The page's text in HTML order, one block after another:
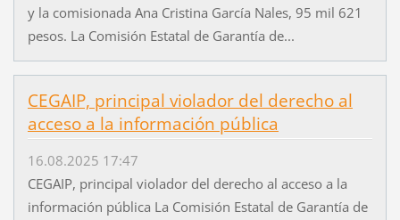
y la comisionada Ana Cristina García Nales, 95 mil 621
pesos. La Comisión Estatal de Garantía de...
CEGAIP, principal violador del derecho al
acceso a la información pública
16.08.2025 17:47
CEGAIP, principal violador del derecho al acceso a la
información pública La Comisión Estatal de Garantía de